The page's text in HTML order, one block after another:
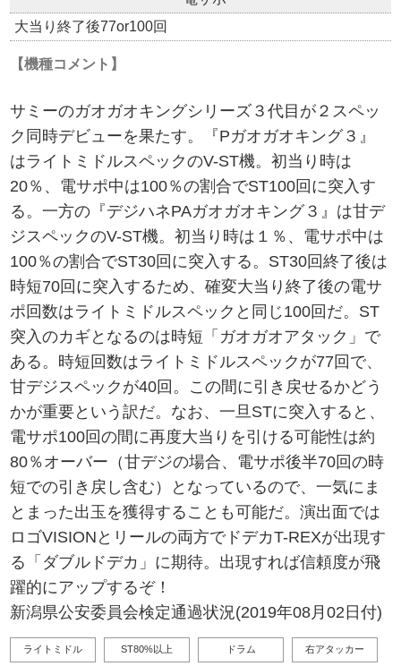
大当り終了後77or100回
【機種コメント】
サミーのガオガオキングシリーズ３代目が２スペッ
ク同時デビューを果たす。『Pガオガオキング３』
はライトミドルスペックのV-ST機。初当り時は
20％、電サポ中は100％の割合でST100回に突入す
る。一方の『デジハネPAガオガオキング３』は甘デ
ジスペックのV-ST機。初当り時は１％、電サポ中は
100％の割合でST30回に突入する。ST30回終了後は
時短70回に突入するため、確変大当り終了後の電サ
ポ回数はライトミドルスペックと同じ100回だ。ST
突入のカギとなるのは時短「ガオガオアタック」で
ある。時短回数はライトミドルスペックが77回で、
甘デジスペックが40回。この間に引き戻せるかどう
かが重要という訳だ。なお、一旦STに突入すると、
電サポ100回の間に再度大当りを引ける可能性は約
80％オーバー（甘デジの場合、電サポ後半70回の時
短での引き戻し含む）となっているので、一気にま
とまった出玉を獲得することも可能だ。演出面では
ロゴVISIONとリールの両方でドデカT-REXが出現す
る「ダブルドデカ」に期待。出現すれば信頼度が飛
躍的にアップするぞ！
新潟県公安委員会検定通過状況(2019年08月02日付)
ライトミドル ST80%以上 ドラム 右アタッカー